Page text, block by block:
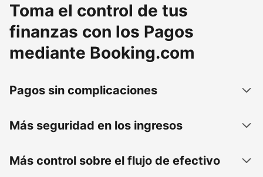
Toma el control de tus
finanzas con los Pagos
mediante Booking.com
Pagos sin complicaciones
Más seguridad en los ingresos
Más control sobre el flujo de efectivo